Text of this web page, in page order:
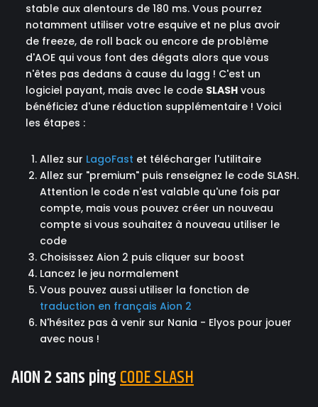
stable aux alentours de 180 ms. Vous pourrez
notamment utiliser votre esquive et ne plus avoir
de freeze, de roll back ou encore de problème
d'AOE qui vous font des dégats alors que vous
n'êtes pas dedans à cause du lagg ! C'est un
logiciel payant, mais avec le code SLASH vous
bénéficiez d'une réduction supplémentaire ! Voici
les étapes :
Allez sur LagoFast et télécharger l'utilitaire
Allez sur "premium" puis renseignez le code SLASH.
Attention le code n'est valable qu'une fois par
compte, mais vous pouvez créer un nouveau
compte si vous souhaitez à nouveau utiliser le
code
Choisissez Aion 2 puis cliquer sur boost
Lancez le jeu normalement
Vous pouvez aussi utiliser la fonction de
traduction en français Aion 2
N'hésitez pas à venir sur Nania - Elyos pour jouer
avec nous !
AION 2 sans pingCODE SLASH